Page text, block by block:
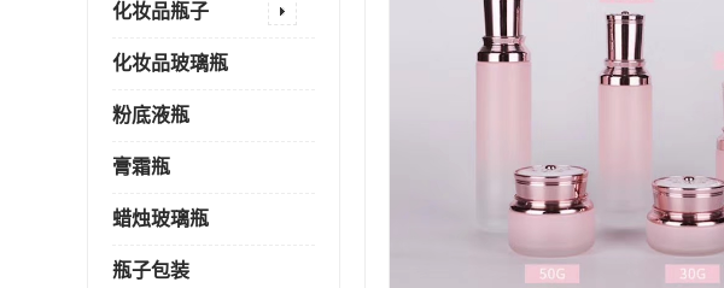
化妆品瓶子
化妆品玻璃瓶
粉底液瓶
膏霜瓶
蜡烛玻璃瓶
瓶子包装